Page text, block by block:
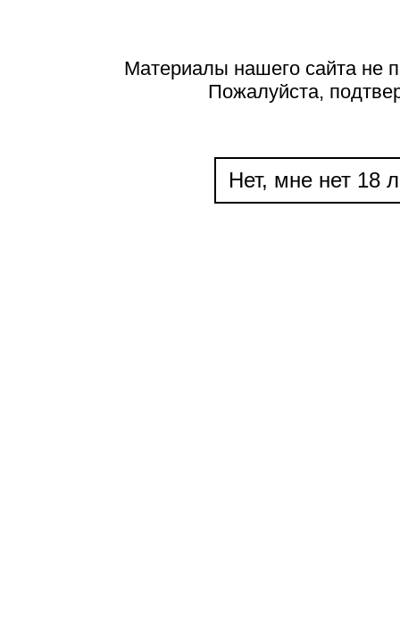
Материалы нашего сайта не
Пожалуйста,
Нет, мне нет 18